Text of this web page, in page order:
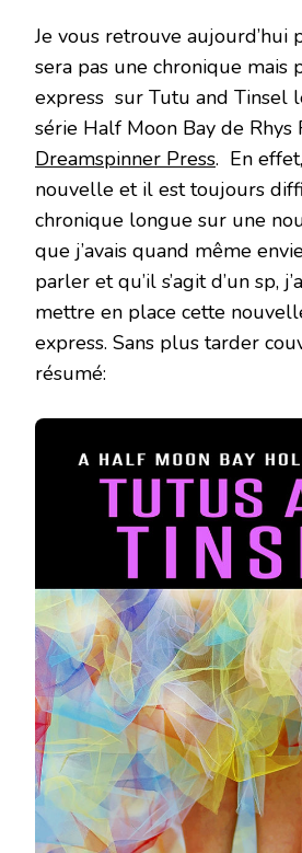
Je vous retrouve aujourd’hui
sera pas une chronique mais
express sur Tutu and Tinsel
série Half Moon Bay de Rhys
Dreamspinner Press. En
nouvelle et il est toujours
chronique longue sur une
que j’avais quand même
parler et qu’il s’agit d’un sp,
mettre en place cette
express. Sans plus tarder
résumé: